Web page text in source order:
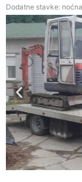
Dodatne stavke: